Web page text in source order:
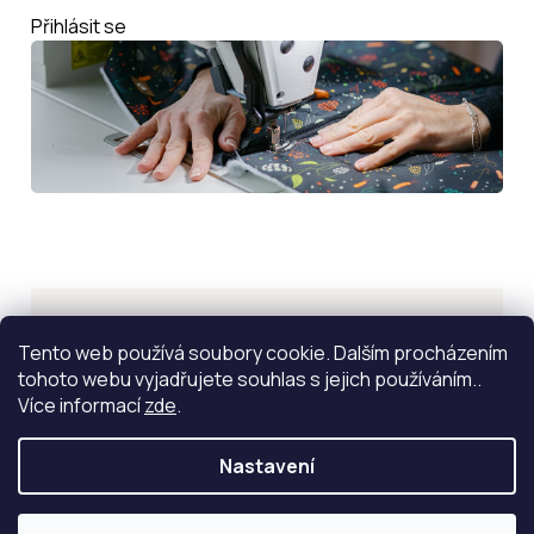
Tento web používá soubory cookie. Dalším procházením
tohoto webu vyjadřujete souhlas s jejich používáním..
Více informacízde.
Nastavení
Přihlásit se
Inspirace
ZOBRAZIT VÍCE